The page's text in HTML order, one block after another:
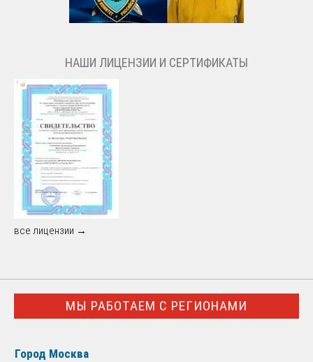
НАШИ ЛИЦЕНЗИИ И СЕРТИФИКАТЫ
все лицензии →
МЫ РАБОТАЕМ С РЕГИОНАМИ
Город Москва